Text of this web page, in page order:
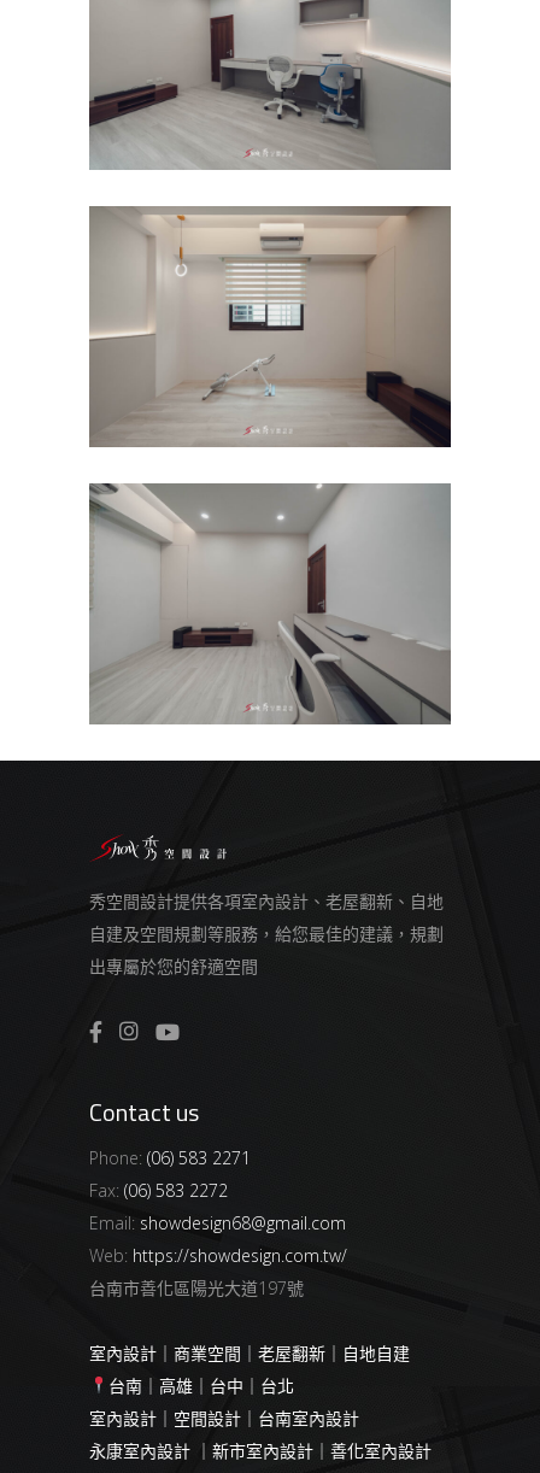
秀空間設計提供各項室內設計、老屋翻新、自地
自建及空間規劃等服務，給您最佳的建議，規劃
出專屬於您的舒適空間
Contact us
Phone: (06) 583 2271
Fax: (06) 583 2272
Email: showdesign68@gmail.com
Web: https://showdesign.com.tw/
台南市善化區陽光大道197號
室內設計｜商業空間｜老屋翻新｜自地自建
台南｜高雄｜台中｜台北
室內設計｜空間設計｜台南室內設計
永康室內設計 ｜新市室內設計｜善化室內設計